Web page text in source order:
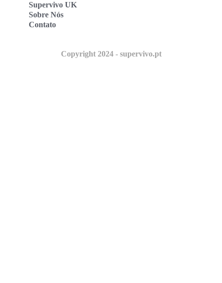
Supervivo UK
Sobre Nós
Contato
Copyright 2024 - supervivo.pt